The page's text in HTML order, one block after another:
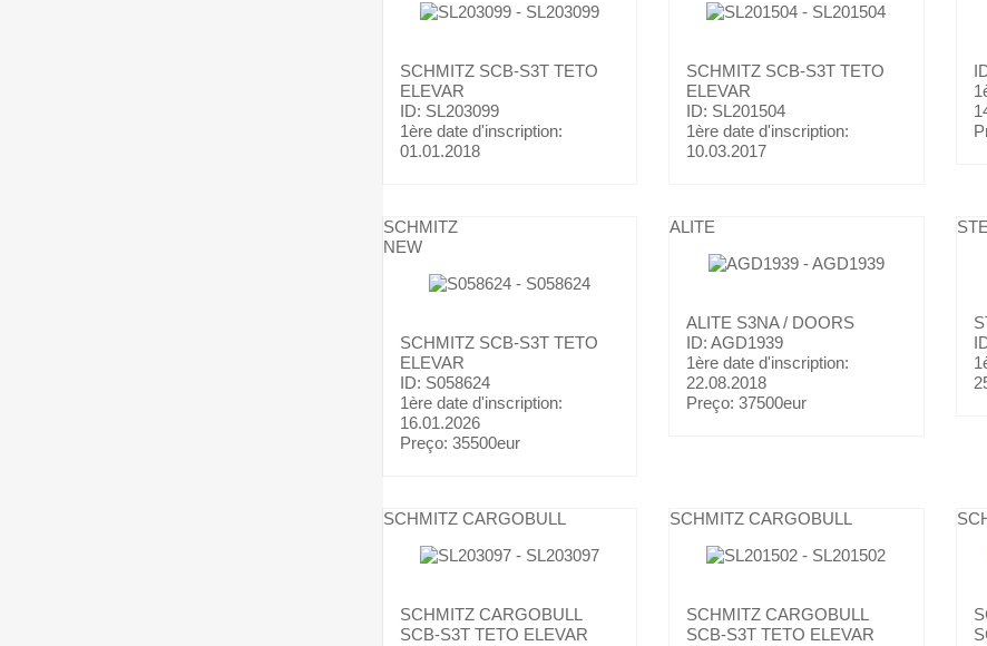
SCHMITZ SCB-S3T TETO
ELEVAR
ID: SL203099
1ère date d'inscription:
01.01.2018
SCHMITZ SCB-S3T TETO
ELEVAR
ID: SL201504
1ère date d'inscription:
10.03.2017
SCHMITZ
NEW
SCHMITZ SCB-S3T TETO
ELEVAR
ID: S058624
1ère date d'inscription:
16.01.2026
Preço: 35500eur
ALITE
ALITE S3NA / DOORS
ID: AGD1939
1ère date d'inscription:
22.08.2018
Preço:37500eur
SCHMITZ CARGOBULL
SCHMITZ CARGOBULL
SCB-S3T TETO ELEVAR
SCHMITZ CARGOBULL
SCHMITZ CARGOBULL
SCB-S3T TETO ELEVAR